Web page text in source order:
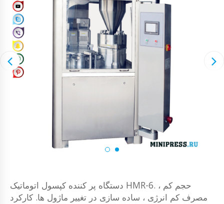
دستگاه پر کننده کپسول اتوماتیک HMR-6. حجم کم ،
مصرف کم انرژی ، ساده سازی در تغییر ماژول ها. کارکرد